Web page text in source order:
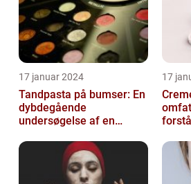
17 januar 2024
Tandpasta på bumser: En
dybdegående
undersøgelse af en
skønhedsanbefaling
17